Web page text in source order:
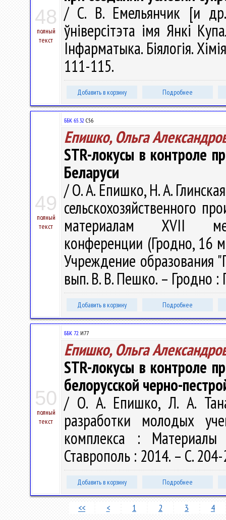
48
полный
текст
/ С. В. Емельянчик [и
ўніверсітэта імя Янкі
Інфарматыка. Біялогія.
111-115.
Добавить в корзину Подробнее
49
полный
текст
ББК 65.32 С56
Епишко, Ольга
STR-локусы в контроле
Беларуси
/ О. А. Епишко, Н. А.
сельскохозяйственного
материалам XVII
конференции (Гродно, 16
Учреждение образования
вып. В. В. Пешко. – Гродно :
Добавить в корзину Подробнее
50
полный
текст
ББК 72.И77
Епишко, Ольга
STR-локусы в контроле
белорусской черно-
/ О. А. Епишко, Л. А.
разработки молодых
комплекса :
Ставрополь : 2014. – С.
Добавить в корзину Подробнее
<< < 1 2 3 4